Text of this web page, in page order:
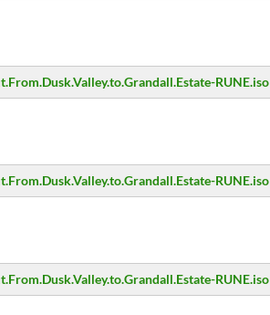
RUNE.iso
RUNE.iso
RUNE.iso